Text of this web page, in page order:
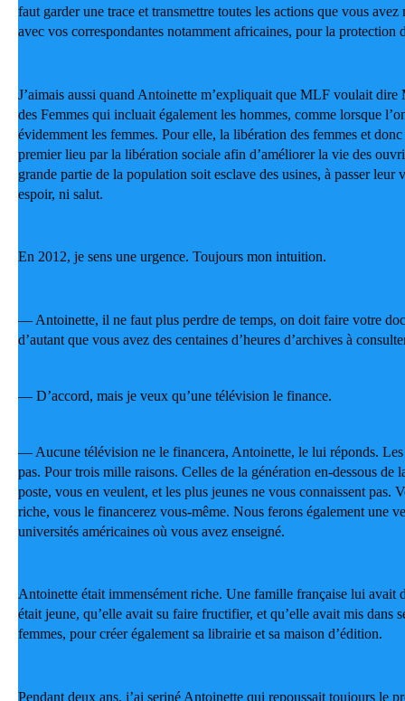
faut garder une trace et transmettre toutes les actions que vous avez
avec vos correspondantes notamment africaines, pour la protection
J’aimais aussi quand Antoinette m’expliquait que MLF voulait
des Femmes qui incluait également les hommes, comme lorsque
évidemment les femmes. Pour elle, la libération des femmes et
premier lieu par la libération sociale afin d’améliorer la vie des
grande partie de la population soit esclave des usines, à passer leur
espoir, ni salut.
En 2012, je sens une urgence. Toujours mon intuition.
— Antoinette, il ne faut plus perdre de temps, on doit faire votre
d’autant que vous avez des centaines d’heures d’archives à
— D’accord, mais je veux qu’une télévision le finance.
— Aucune télévision ne le financera, Antoinette, le lui réponds. Les
pas. Pour trois mille raisons. Celles de la génération en-dessous de
poste, vous en veulent, et les plus jeunes ne vous connaissent pas.
riche, vous le financerez vous-même. Nous ferons également une
universités américaines où vous avez enseigné.
Antoinette était immensément riche. Une famille française lui avait
était jeune, qu’elle avait su faire fructifier, et qu’elle avait mis dans
femmes, pour créer également sa librairie et sa maison d’édition.
Pendant deux ans, j’ai seriné Antoinette qui repoussait toujours le